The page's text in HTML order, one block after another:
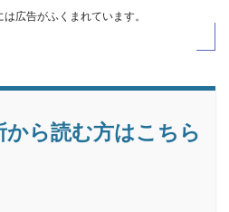
広告がふくまれています。
から読む方はこちら